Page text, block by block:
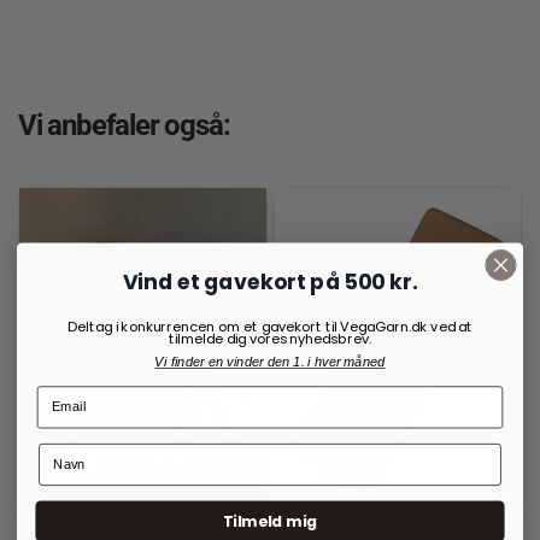
Vi anbefaler også:
Vind et gavekort på 500 kr.
Deltag i konkurrencen om et gavekort til VegaGarn.dk ved at
tilmelde dig vores nyhedsbrev.
Vi finder en vinder den 1. i hver måned
Tilmeld mig